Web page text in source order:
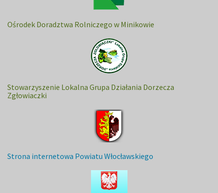
Ośrodek Doradztwa Rolniczego w Minikowie
Stowarzyszenie Lokalna Grupa Działania Dorzecza
Zgłowiaczki
Strona internetowa Powiatu Włocławskiego